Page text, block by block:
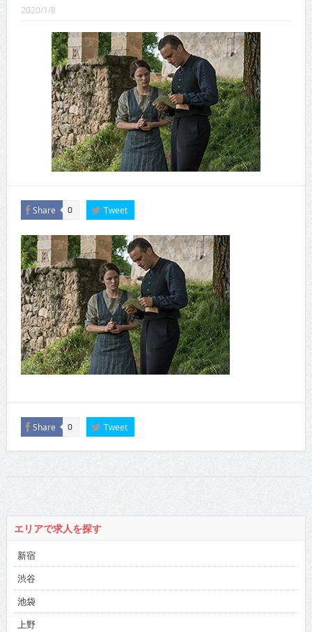
CINEMA×STYLE 287号
CINEMA×STYLE 286号
CINEMA×STYLE 285号
CINEMA×STYLE 294号
2020/1/8
Share 0 Tweet
Share 0 Tweet
エリアで求人を探す
新宿
渋谷
池袋
上野